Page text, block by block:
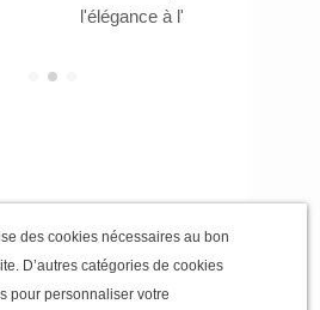
l'élégance à l'état
des cookies nécessaires au bon
D’autres catégories de cookies
pour personnaliser votre